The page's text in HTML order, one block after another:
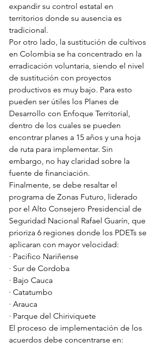
expandir su control estatal en
territorios donde su ausencia es
tradicional.
Por otro lado, la sustitución de cultivos
en Colombia se ha concentrado en la
erradicación voluntaria, siendo el nivel
de sustitución con proyectos
productivos es muy bajo. Para esto
pueden ser útiles los Planes de
Desarrollo con Enfoque Territorial,
dentro de los cuales se pueden
encontrar planes a 15 años y una hoja
de ruta para implementar. Sin
embargo, no hay claridad sobre la
fuente de financiación.
Finalmente, se debe resaltar el
programa de Zonas Futuro, liderado
por el Alto Consejero Presidencial de
Seguridad Nacional Rafael Guarín, que
prioriza 6 regiones donde los PDETs se
aplicaran con mayor velocidad:
· Pacifico Nariñense
· Sur de Cordoba
· Bajo Cauca
· Catatumbo
· Arauca
· Parque del Chiriviquete
El proceso de implementación de los
acuerdos debe concentrarse en: